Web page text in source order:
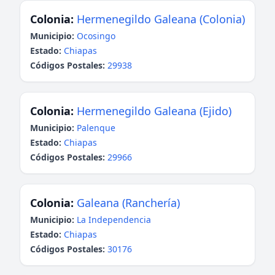
Colonia: Hermenegildo Galeana (Colonia)
Municipio: Ocosingo
Estado: Chiapas
Códigos Postales: 29938
Colonia: Hermenegildo Galeana (Ejido)
Municipio: Palenque
Estado: Chiapas
Códigos Postales: 29966
Colonia: Galeana (Ranchería)
Municipio: La Independencia
Estado: Chiapas
Códigos Postales: 30176